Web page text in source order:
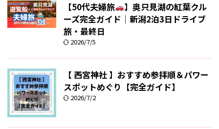
【50代夫婦旅
】奥只見湖の紅葉クル
ーズ完全ガイド｜新潟2泊3日ドライブ
旅・最終日
2026/7/5
【 西宮神社 】おすすめ参拝順＆パワー
スポットめぐり【完全ガイド】
2026/7/2